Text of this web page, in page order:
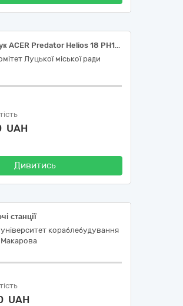
Ігровий ноутбук ACER Predator Helios 18 PH18-73 Abyssal Black (NH.QVXEU.003) (Для потреб оборони)
Луцької міської ради
UAH
Дивитись
станції
кораблебудування
Макарова
UAH